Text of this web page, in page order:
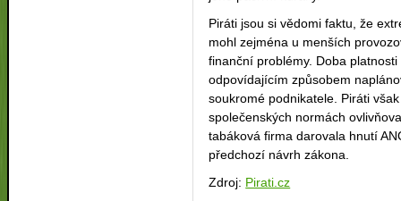
Piráti jsou si vědomi faktu, že
mohl zejména u menších
finanční problémy. Doba
odpovídajícím způsobem
soukromé podnikatele. Piráti
společenských normách
tabáková firma darovala hnutí
předchozí návrh zákona.
Zdroj: Pirati.cz